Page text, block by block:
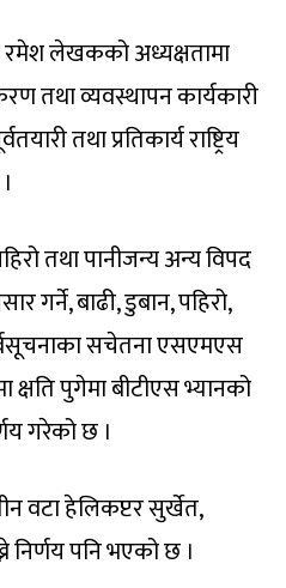
रमेश लेखकको अध्यक्षतामा
तथा व्यवस्थापन कार्यकारी
तथा प्रतिकार्य राष्ट्रिय
तथा पानीजन्य अन्य विपद
गर्ने, बाढी, डुबान, पहिरो,
सचेतना एसएमएस
पुगेमा बीटीएस भ्यानको
गरेको छ ।
वटा हेलिकप्टर सुर्खेत,
निर्णय पनि भएको छ ।